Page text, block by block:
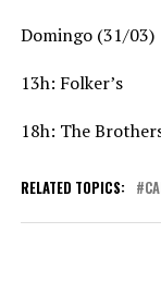
Domingo (31/03)
13h: Folker’s
18h: The
RELATED TOPICS: